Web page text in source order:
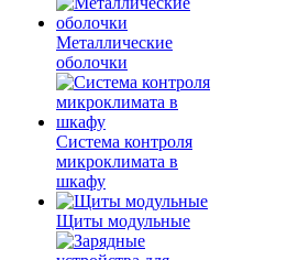
Металлические
оболочки
Система контроля
микроклимата в
шкафу
Щиты модульные